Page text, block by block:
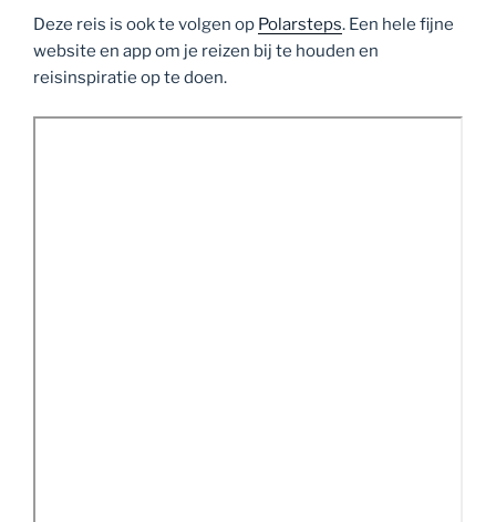
Deze reis is ook te volgen op Polarsteps. Een hele fijne
website en app om je reizen bij te houden en
reisinspiratie op te doen.